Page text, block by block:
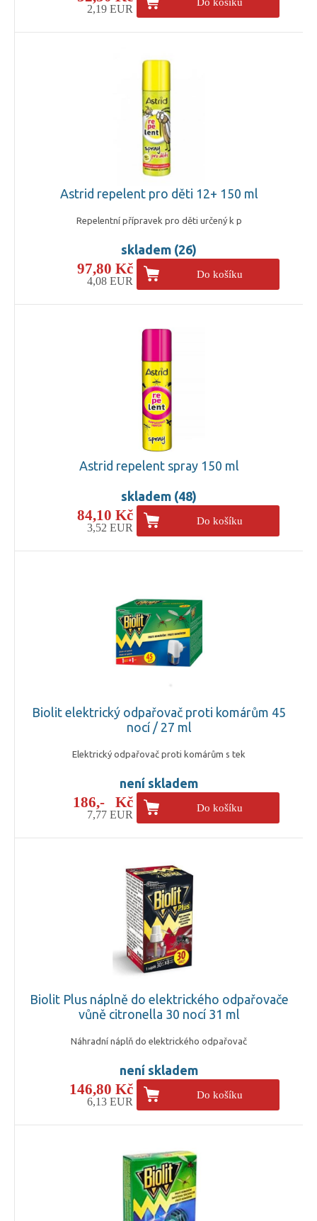
2,19 EUR
Astrid repelent pro děti 12+ 150 ml
Repelentní přípravek pro děti určený k p
skladem (26)
97,80 Kč
4,08 EUR
Do košíku
Astrid repelent spray 150 ml
skladem (48)
84,10 Kč
3,52 EUR
Do košíku
Biolit elektrický odpařovač proti komárům 45
nocí / 27 ml
Elektrický odpařovač proti komárům s tek
není skladem
186,- Kč
7,77 EUR
Do košíku
Biolit Plus náplně do elektrického odpařovače
vůně citronella 30 nocí 31 ml
Náhradní náplň do elektrického odpařovač
není skladem
146,80 Kč
6,13 EUR
Do košíku